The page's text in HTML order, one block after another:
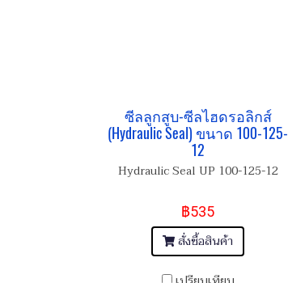
ซีลลูกสูบ-ซีลไฮดรอลิกส์
(Hydraulic Seal) ขนาด 100-125-
12
Hydraulic Seal UP 100-125-12
฿535
สั่งซื้อสินค้า